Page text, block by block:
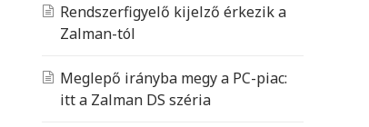
Rendszerfigyelő kijelző érkezik a
Zalman-tól
Meglepő irányba megy a PC-piac:
itt a Zalman DS széria